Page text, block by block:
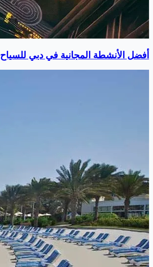
أفضل الأنشطة المجانية في دبي للسياح 2026